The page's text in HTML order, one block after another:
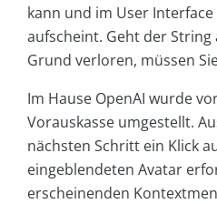
kann und im User
aufscheint. Geht der
Grund verloren, müssen
Im Hause OpenAI wurde
Vorauskasse umgestellt.
nächsten Schritt ein Klick
eingeblendeten Avatar
erscheinenden